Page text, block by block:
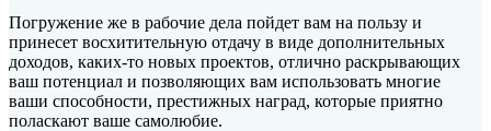
Погружение же в рабочие дела пойдет вам на пользу и
принесет восхитительную отдачу в виде дополнительных
доходов, каких-то новых проектов, отлично раскрывающих
ваш потенциал и позволяющих вам использовать многие
ваши способности, престижных наград, которые приятно
поласкают ваше самолюбие.